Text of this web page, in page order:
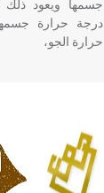
جسمها ويعود ذلك
درجة حرارة
حرارة الجو،
أربعة مؤلفات هي:
التغذية،
ويعود له الفضل
الدين والفلسفة.